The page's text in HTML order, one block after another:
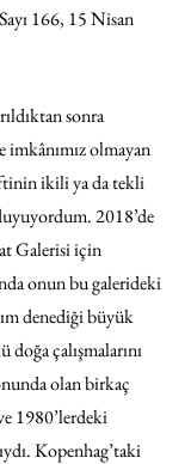
166, 15 Nisan
sonra
imkânımız olmayan
ikili ya da tekli
2018’de
Galerisi için
onun bu galerideki
denediği büyük
çalışmalarını
olan birkaç
1980’lerdeki
Kopenhag’taki